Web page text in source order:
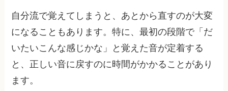
自分流で覚えてしまうと、あとから直すのが大変
になることもあります。特に、最初の段階で「だ
いたいこんな感じかな」と覚えた音が定着する
と、正しい音に戻すのに時間がかかることがあり
ます。